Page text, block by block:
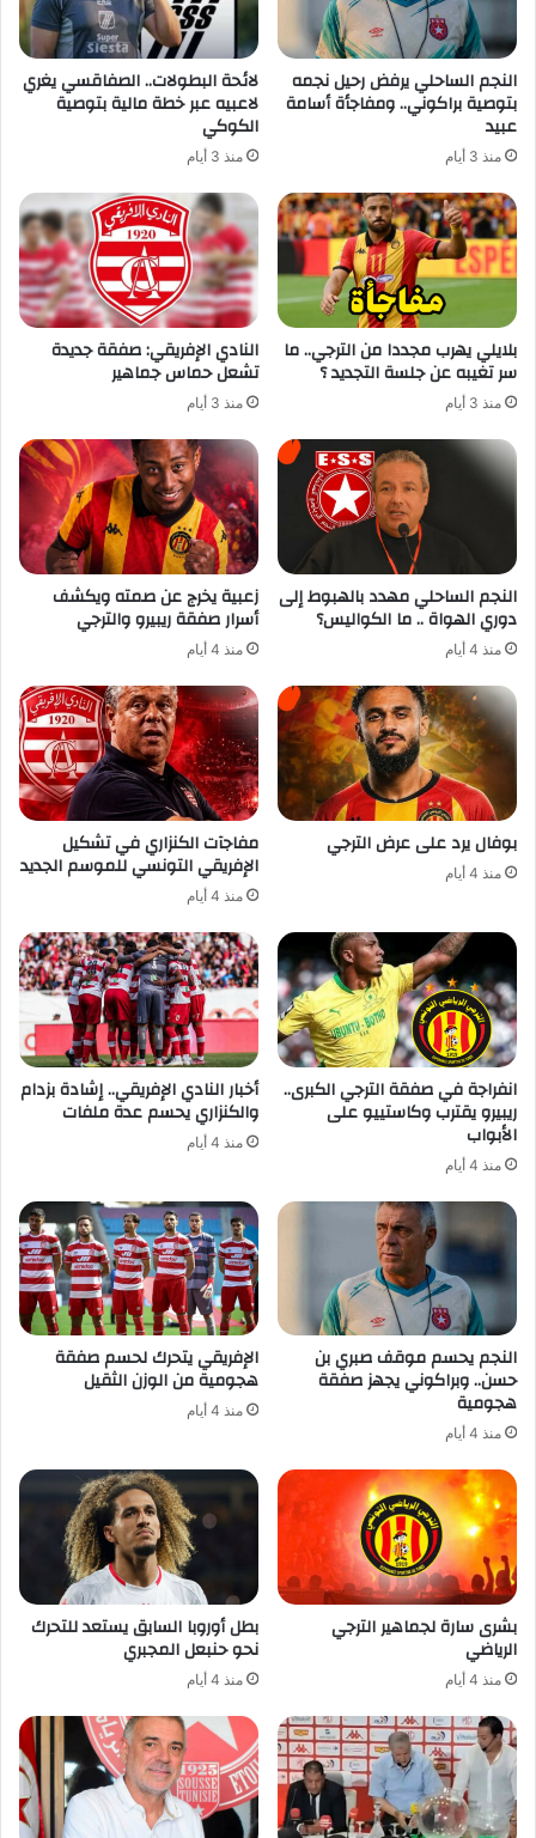
النجم الساحلي يرفض رحيل نجمه
بتوصية براكوني.. ومفاجأة أسامة
عبيد
منذ 3 أيام
لائحة البطولات.. الصفاقسي يغري
لاعبيه عبر خطة مالية بتوصية
الكوكي
منذ 3 أيام
بلايلي يهرب مجددا من الترجي.. ما
سر تغيبه عن جلسة التجديد ؟
منذ 3 أيام
النادي الإفريقي: صفقة جديدة
تشعل حماس جماهير
منذ 3 أيام
النجم الساحلي مهدد بالهبوط إلى
دوري الهواة .. ما الكواليس؟
منذ 4 أيام
زعبية يخرج عن صمته ويكشف
أسرار صفقة ريبيرو والترجي
منذ 4 أيام
بوفال يرد على عرض الترجي
منذ 4 أيام
مفاجآت الكنزاري في تشكيل
الإفريقي التونسي للموسم الجديد
منذ 4 أيام
انفراجة في صفقة الترجي الكبرى..
ريبيرو يقترب وكاستييو على
الأبواب
منذ 4 أيام
أخبار النادي الإفريقي.. إشادة بزدام
والكنزاري يحسم عدة ملفات
منذ 4 أيام
النجم يحسم موقف صبري بن
حسن.. وبراكوني يجهز صفقة
هجومية
منذ 4 أيام
الإفريقي يتحرك لحسم صفقة
هجومية من الوزن الثقيل
منذ 4 أيام
بشرى سارة لجماهير الترجي
الرياضي
منذ 4 أيام
بطل أوروبا السابق يستعد للتحرك
نحو حنبعل المجبري
منذ 4 أيام